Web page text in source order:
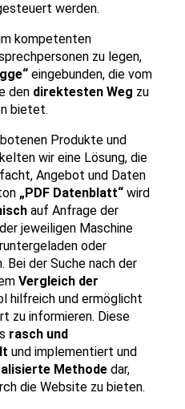
werden.
kompetenten
zu legen,
eingebunden, die vom
den direktesten Weg zu
bietet.
Produkte und
wir eine Lösung, die
Angebot und Daten
„PDF Datenblatt“ wird
auf Anfrage der
jeweiligen Maschine
oder
Bei der Suche nach der
Vergleich der
hilfreich und ermöglicht
zu informieren. Diese
rasch und
und implementiert und
Methode dar,
die Website zu bieten.